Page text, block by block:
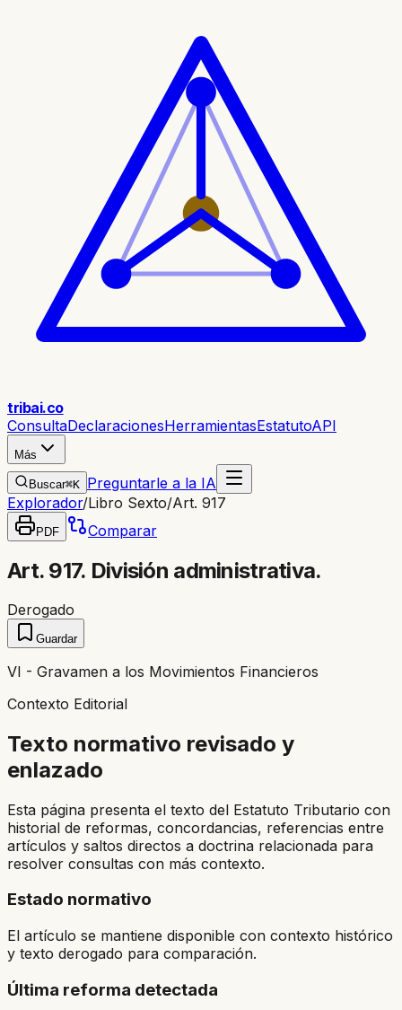
tribai.co
ConsultaDeclaracionesHerramientasEstatutoAPI
Más
Buscar⌘K Preguntarle a la IA
Explorador/Libro Sexto/Art. 917
PDF Comparar
Art. 917. División administrativa.
Derogado
Guardar
VI - Gravamen a los Movimientos Financieros
Contexto Editorial
Texto normativo revisado y
enlazado
Esta página presenta el texto del Estatuto Tributario con
historial de reformas, concordancias, referencias entre
artículos y saltos directos a doctrina relacionada para
resolver consultas con más contexto.
Estado normativo
El artículo se mantiene disponible con contexto histórico
y texto derogado para comparación.
Última reforma detectada